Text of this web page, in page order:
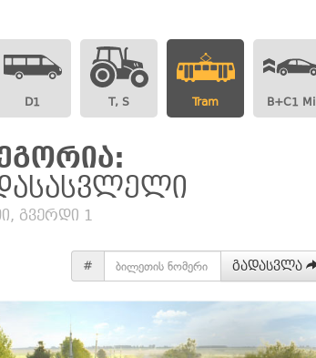
D1 T, S Tram B+C1 Mil
გვერდი 1
# გადასვლა